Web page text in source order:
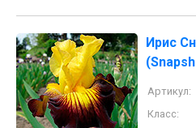
Ирис
Артикул:
Класс: